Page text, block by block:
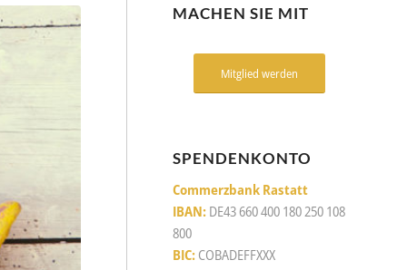
MACHEN SIE MIT
Mitglied werden
SPENDENKONTO
Commerzbank Rastatt
IBAN: DE43 660 400 180 250 108
800
BIC: COBADEFFXXX